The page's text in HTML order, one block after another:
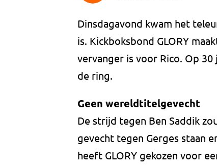
Dinsdagavond kwam het
is. Kickboksbond GLORY
vervanger is voor Rico. Op
de ring.
Geen wereldtitelgevecht
De strijd tegen Ben Saddik
gevecht tegen Gerges staan
heeft GLORY gekozen voor